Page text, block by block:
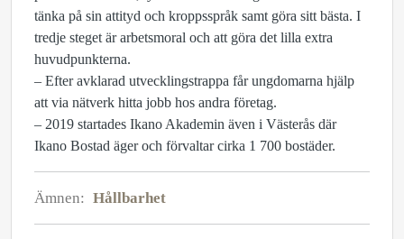
tänka på sin attityd och kroppsspråk samt göra sitt bästa. I
tredje steget är arbetsmoral och att göra det lilla extra
huvudpunkterna.
– Efter avklarad utvecklingstrappa får ungdomarna hjälp
att via nätverk hitta jobb hos andra företag.
– 2019 startades Ikano Akademin även i Västerås där
Ikano Bostad äger och förvaltar cirka 1 700 bostäder.
Ämnen: Hållbarhet